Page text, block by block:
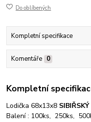
Do oblíbených
Kompletní specifikace
Komentáře 0
Kompletní
Lodička 68x13x8
Balení : 100ks, 250ks,